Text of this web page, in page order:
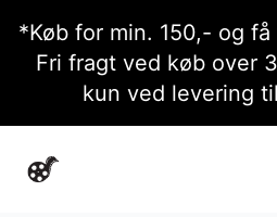
*Køb for min. 150,- og få
Fri fragt ved køb over
kun ved levering